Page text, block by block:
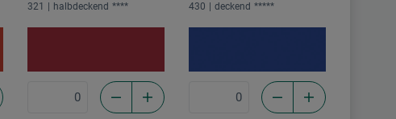
321 halbdeckend **** 430 deckend *****